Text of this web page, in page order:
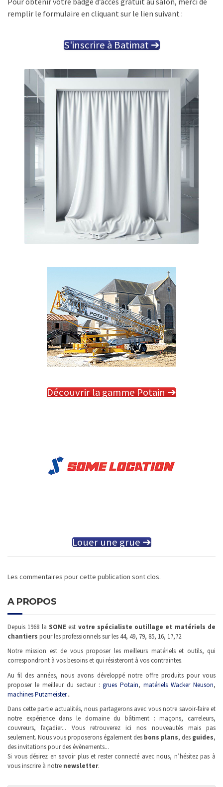
remplir le formulaire en cliquant sur le lien suivant :
S'inscrire à Batimat ➔
Découvrir la gamme Potain ➔
Louer une grue ➔
Les commentaires pour cette publication sont clos.
A PROPOS
Depuis 1968 la SOMEest votre spécialiste outillage et matériels de
chantiers pour les professionnels sur les 44, 49, 79, 85, 16, 17,72.
Notre mission est de vous proposer les meilleurs matériels et outils, qui
correspondront à vos besoins et qui résisteront à vos contraintes.
Au fil des années, nous avons développé notre offre produits pour vous
proposer le meilleur du secteur :grues Potain,matériels Wacker Neuson,
machines Putzmeister...
Dans cette partie actualités, nous partagerons avec vous notre savoir-faire et
notre expérience dans le domaine du bâtiment : maçons, carreleurs,
couvreurs, façadier... Vous retrouverez ici nos nouveautés mais pas
seulement. Nous vous proposerons également des bons plans, des guides,
des invitations pour des évènements...
Si vous désirez en savoir plus et rester connecté avec nous, n’hésitez pas à
vous inscrire à notre newsletter.